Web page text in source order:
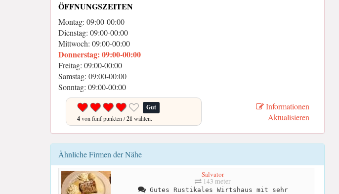
ÖFFNUNGSZEITEN
Montag: 09:00-00:00
Dienstag: 09:00-00:00
Mittwoch: 09:00-00:00
Donnerstag: 09:00-00:00
Freitag: 09:00-00:00
Samstag: 09:00-00:00
Sonntag: 09:00-00:00
Gut
4von fünf punkten /21 wählen.
Informationen
Aktualisieren
Ähnliche Firmen der Nähe
Salvator
143 meter
Gutes Rustikales Wirtshaus mit sehr